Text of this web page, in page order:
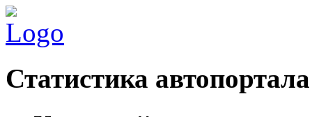
Статистика автопортала